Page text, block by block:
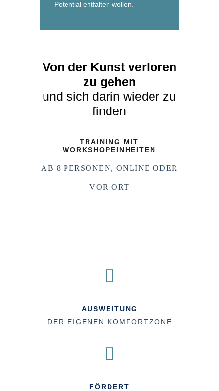
Potential entfalten wollen.
Von der Kunst verloren
zu gehen
und sich darin wieder zu
finden
TRAINING MIT
WORKSHOPEINHEITEN
AB 8 PERSONEN, ONLINE ODER
VOR ORT

AUSWEITUNG
DER EIGENEN KOMFORTZONE

FÖRDERT